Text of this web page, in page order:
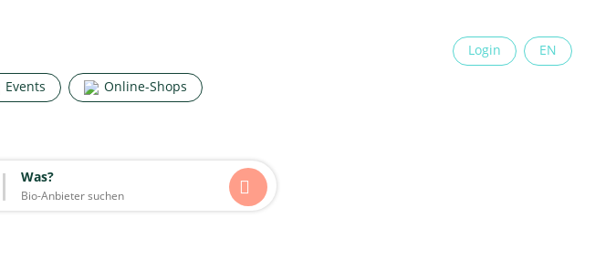
Events Online-Shops
Login EN
Was?
×
Events Online-Shops
Was?